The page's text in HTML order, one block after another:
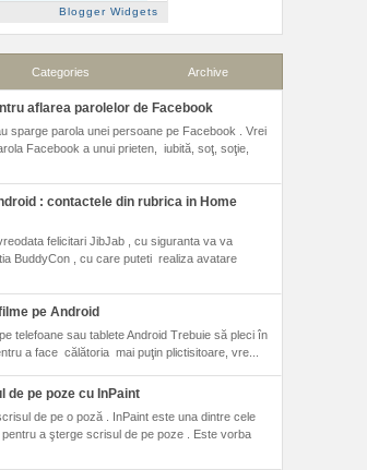
Blogger Widgets
Categories Archive
aflarea parolelor de Facebook
sparge parola unei persoane pe Facebook . Vrei
Facebook a unui prieten, iubită, soţ, soţie,
: contactele din rubrica in Home
felicitari JibJab , cu siguranta va va
BuddyCon , cu care puteti realiza avatare
pe Android
telefoane sau tablete Android Trebuie să pleci în
a face călătoria mai puţin plictisitoare, vre...
de pe poze cu InPaint
de pe o poză . InPaint este una dintre cele
pentru a şterge scrisul de pe poze . Este vorba